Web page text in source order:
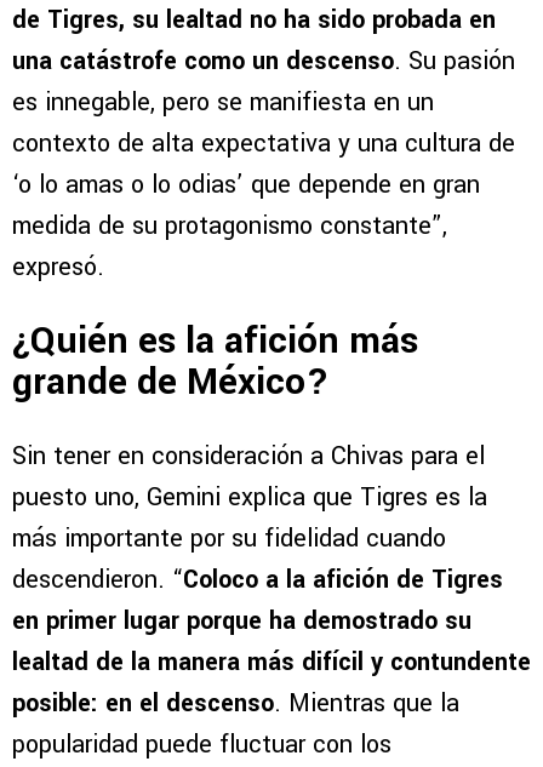
de Tigres, su lealtad no ha sido probada en
una catástrofe como un descenso. Su pasión
es innegable, pero se manifiesta en un
contexto de alta expectativa y una cultura de
‘o lo amas o lo odias’ que depende en gran
medida de su protagonismo constante”,
expresó.
¿Quién es la afición más
grande de México?
Sin tener en consideración a Chivas para el
puesto uno, Gemini explica que Tigres es la
más importante por su fidelidad cuando
descendieron. “Coloco a la afición de Tigres
en primer lugar porque ha demostrado su
lealtad de la manera más difícil y contundente
posible: en el descenso. Mientras que la
popularidad puede fluctuar con los